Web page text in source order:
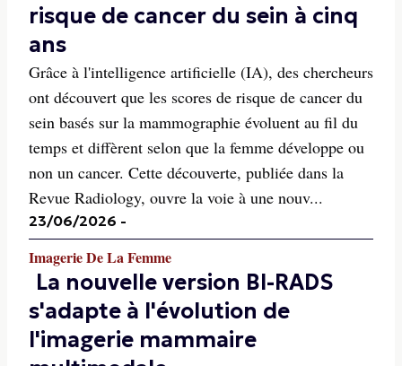
risque de cancer du sein à cinq
ans
Grâce à l'intelligence artificielle (IA), des chercheurs
ont découvert que les scores de risque de cancer du
sein basés sur la mammographie évoluent au fil du
temps et diffèrent selon que la femme développe ou
non un cancer. Cette découverte, publiée dans la
Revue Radiology, ouvre la voie à une nouv...
23/06/2026 -
Imagerie De La Femme
La nouvelle version BI-RADS
s'adapte à l'évolution de
l'imagerie mammaire